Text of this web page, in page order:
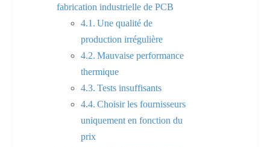
fabrication industrielle de PCB
Une qualité de
production irrégulière
Mauvaise performance
thermique
Tests insuffisants
Choisir les fournisseurs
uniquement en fonction du
prix